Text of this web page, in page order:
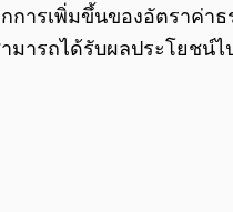
การเพิ่มขึ้นของอัตราค่
ารถได้รับผลประโยชน์ไ